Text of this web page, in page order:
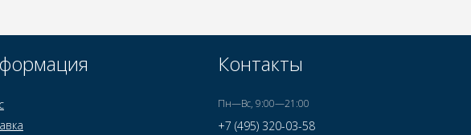
Контакты
Пн—Вс, 9:00—21:00
+7 (495) 320-03-58